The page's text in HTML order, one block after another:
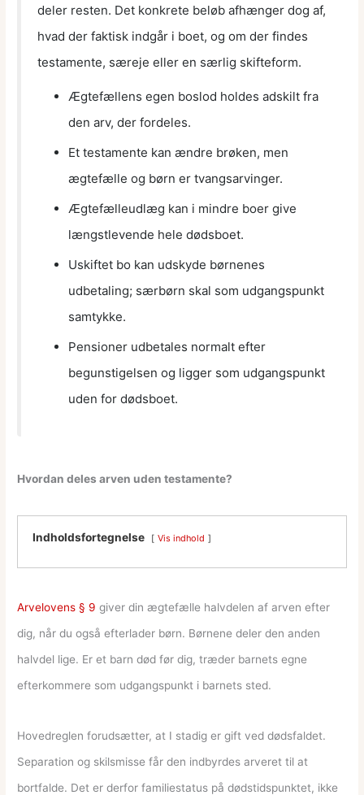
deler resten. Det konkrete beløb afhænger dog af,
hvad der faktisk indgår i boet, og om der findes
testamente, særeje eller en særlig skifteform.
Ægtefællens egen boslod holdes adskilt fra
den arv, der fordeles.
Et testamente kan ændre brøken, men
ægtefælle og børn er tvangsarvinger.
Ægtefælleudlæg kan i mindre boer give
længstlevende hele dødsboet.
Uskiftet bo kan udskyde børnenes
udbetaling; særbørn skal som udgangspunkt
samtykke.
Pensioner udbetales normalt efter
begunstigelsen og ligger som udgangspunkt
uden for dødsboet.
Hvordan deles arven uden testamente?
Indholdsfortegnelse Vis indhold
Arvelovens § 9 giver din ægtefælle halvdelen af arven efter
dig, når du også efterlader børn. Børnene deler den anden
halvdel lige. Er et barn død før dig, træder barnets egne
efterkommere som udgangspunkt i barnets sted.
Hovedreglen forudsætter, at I stadig er gift ved dødsfaldet.
Separation og skilsmisse får den indbyrdes arveret til at
bortfalde. Det er derfor familiestatus på dødstidspunktet, ikke